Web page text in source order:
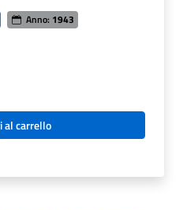
Anno: 1943
al carrello